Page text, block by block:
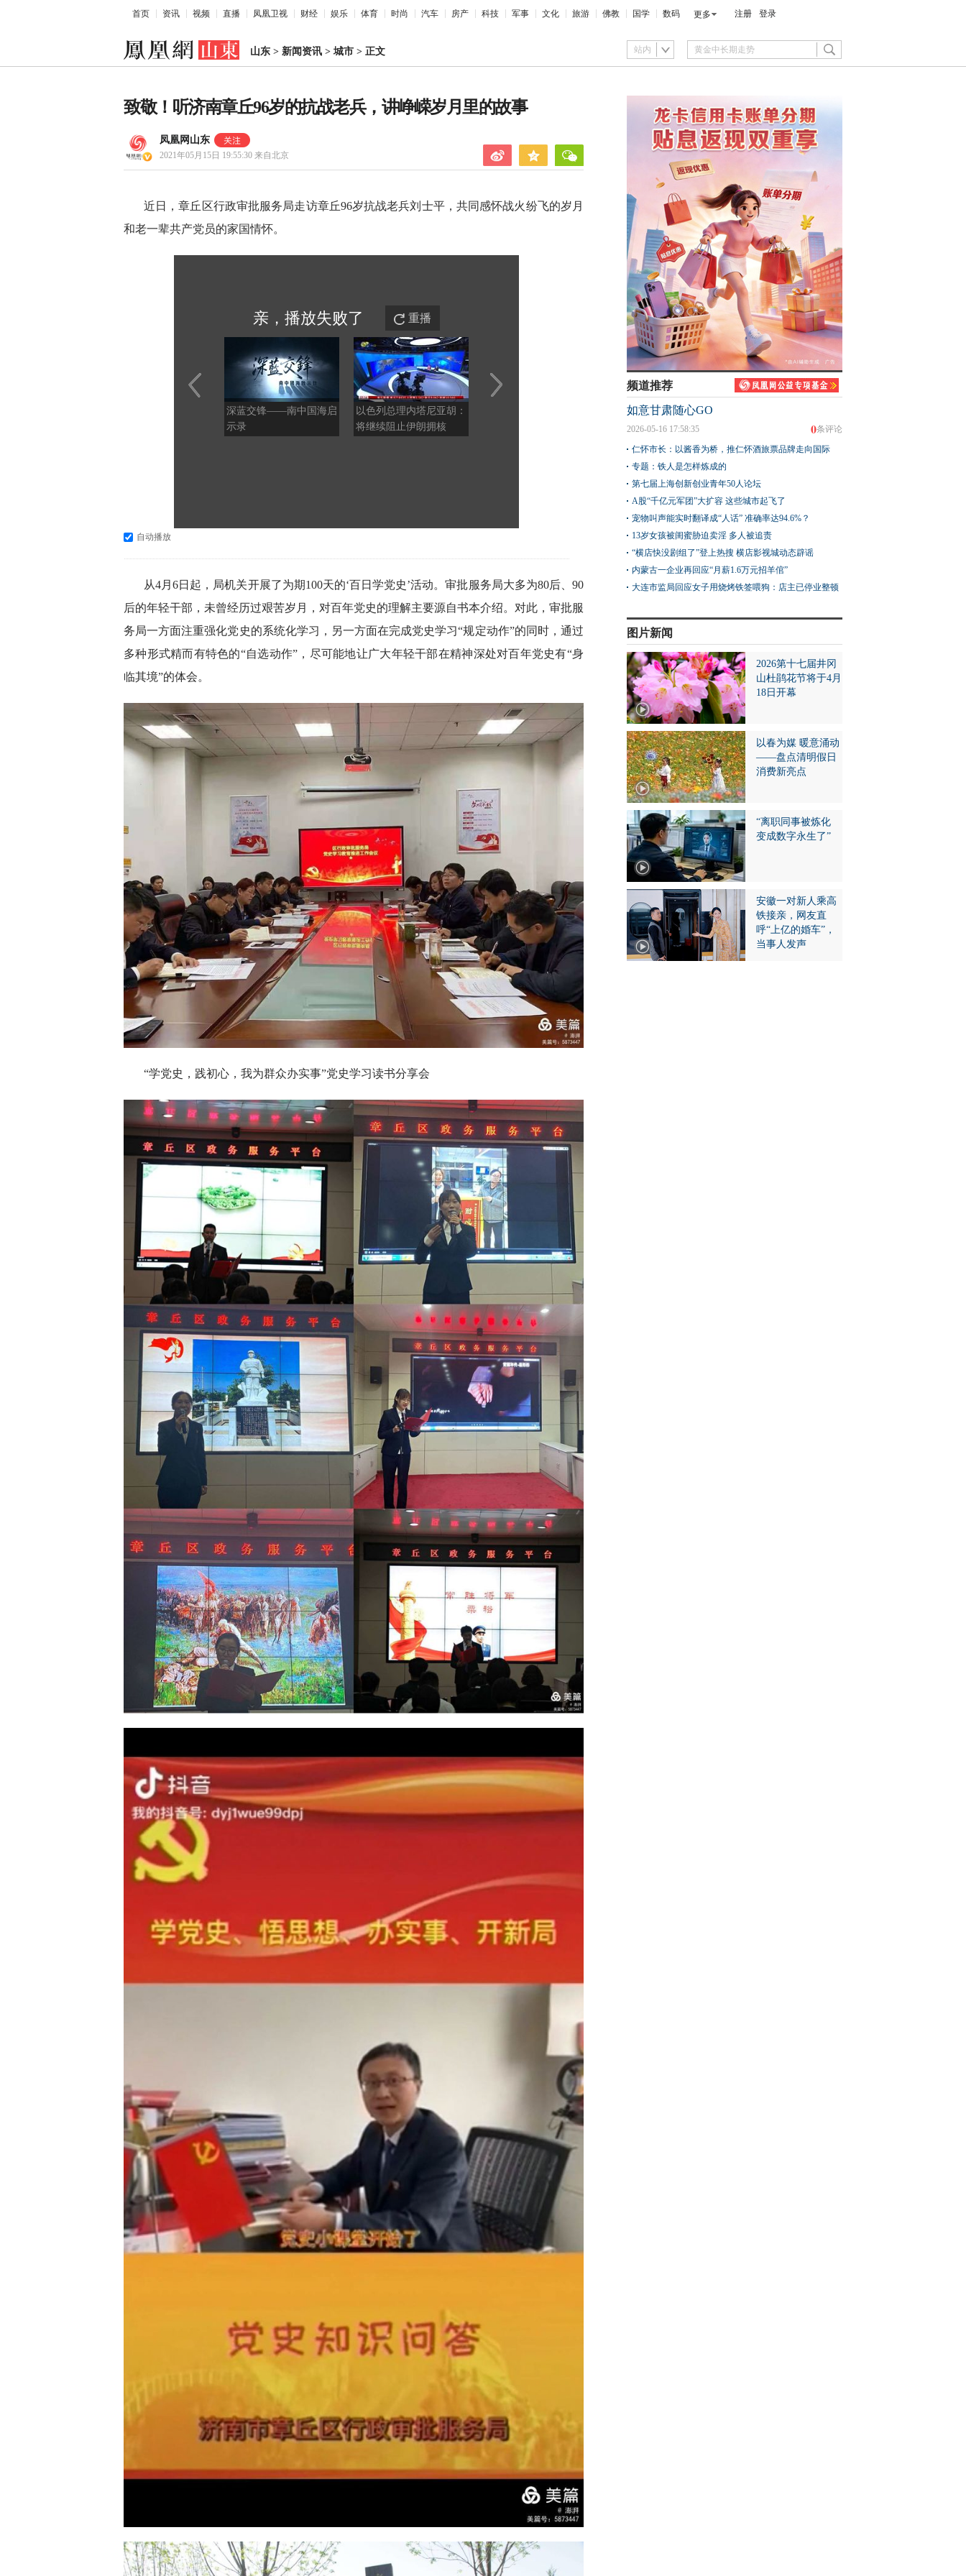
首页 资讯 视频 直播 凤凰卫视 财经 娱乐 体育 时尚 汽车 房产 科技 军事 文化 旅游 佛教 国学 数码 更多 注册 登录
山东 > 新闻资讯 > 城市 > 正文 站内
致敬！听济南章丘96岁的抗战老兵，讲峥嵘岁月里的故事
凤凰网山东
2021年05月15日 19:55:30 来自北京
近日，章丘区行政审批服务局走访章丘96岁抗战老兵刘士平，共同感怀战火纷飞的岁月
和老一辈共产党员的家国情怀。
亲，播放失败了 重播
深蓝交锋——南中国海启
示录
以色列总理内塔尼亚胡：
将继续阻止伊朗拥核
邱毅：日本未来的外围特
务可能有数十万，是亚洲
地缘政治安定的心腹大患
甩锅，暴露大问题
自动播放
从4月6日起，局机关开展了为期100天的‘百日学党史’活动。审批服务局大多为80后、90
后的年轻干部，未曾经历过艰苦岁月，对百年党史的理解主要源自书本介绍。对此，审批服
务局一方面注重强化党史的系统化学习，另一方面在完成党史学习“规定动作”的同时，通过
多种形式精而有特色的“自选动作”，尽可能地让广大年轻干部在精神深处对百年党史有“身
临其境”的体会。
“学党史，践初心，我为群众办实事”党史学习读书分享会
频道推荐
如意甘肃随心GO
0条评论
2026-05-16 17:58:35
仁怀市长：以酱香为桥，推仁怀酒旅票品牌走向国际
专题：铁人是怎样炼成的
第七届上海创新创业青年50人论坛
A股“千亿元军团”大扩容 这些城市起飞了
宠物叫声能实时翻译成“人话” 准确率达94.6%？
13岁女孩被闺蜜胁迫卖淫 多人被追责
“横店快没剧组了”登上热搜 横店影视城动态辟谣
内蒙古一企业再回应“月薪1.6万元招羊倌”
大连市监局回应女子用烧烤铁签喂狗：店主已停业整顿
图片新闻
2026第十七届井冈
山杜鹃花节将于4月
18日开幕
以春为媒 暖意涌动
——盘点清明假日
消费新亮点
“离职同事被炼化
变成数字永生了”
安徽一对新人乘高
铁接亲，网友直
呼“上亿的婚车”，
当事人发声